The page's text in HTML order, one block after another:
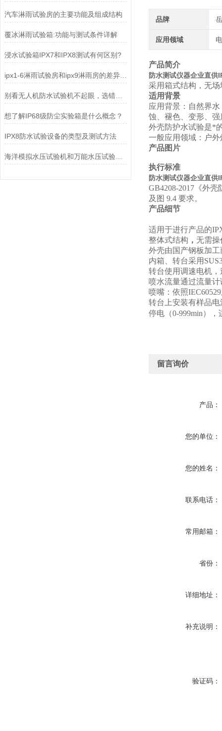
汽车淋雨试验房的主要功能及组成结构
覆冰淋雨试验箱:功能与测试条件详解
浸水试验箱IPX7和IPX8测试有何区别?
ipx1-6淋雨试验房和ipx9淋雨房的差异特点
别看无人机防水试验机不起眼，选错了真能坑惨你
想了解IP68级防尘实验箱是什么概念？
IPX8防水试验设备的类型及测试方法
海洋模拟水压试验机和万能水压试验机的区别
品牌
应用领域
产品简介
防水测试仪器企业直供
采用箱式结构，无
适用背景
应用背景：自然界
蚀、褪色、变形、
外壳防护水试验是*
一般应用领域：户
产品图片
执行标准
防水测试仪器企业直供
GB4208-2017《外壳
及图 9.4 要求。
产品细节
适用于进行产品的
整体式结构 ， 无需
外壳由国产钢板加
内箱、转台采用
转台使用调速电机
喷水流量通过流量
喷嘴：依照
转台上安装有样品
停电（0-999min）
留言询价
产品：
您的单位：
您的姓名：
联系电话：
常用邮箱：
省份：
详细地址：
补充说明：
验证码：